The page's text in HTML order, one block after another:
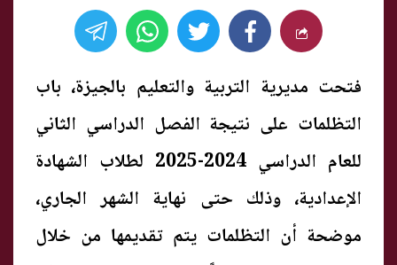
فتحت مديرية التربية والتعليم بالجيزة، باب
التظلمات على نتيجة الفصل الدراسي الثاني
للعام الدراسي 2024-2025 لطلاب الشهادة
الإعدادية، وذلك حتى نهاية الشهر الجاري،
موضحة أن التظلمات يتم تقديمها من خلال